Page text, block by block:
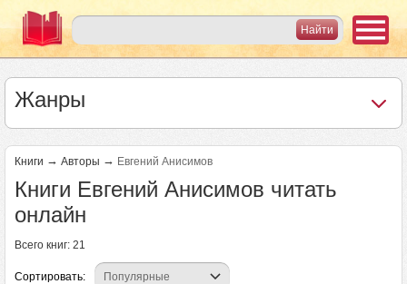
Жанры
Книги → Авторы → Евгений Анисимов
Книги Евгений Анисимов читать
онлайн
Всего книг: 21
Сортировать: